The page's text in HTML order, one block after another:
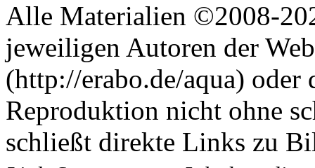
Alle Materialien ©2008-
jeweiligen Autoren der
(http://erabo.de/aqua) oder
Reproduktion nicht ohne
schließt direkte Links zu